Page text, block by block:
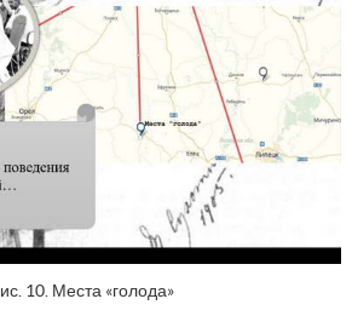
10. Места «голода»